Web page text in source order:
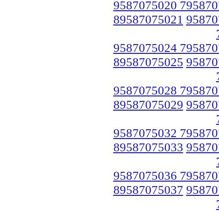
9587075020
89587075021
9587075024
89587075025
9587075028
89587075029
9587075032
89587075033
9587075036
89587075037